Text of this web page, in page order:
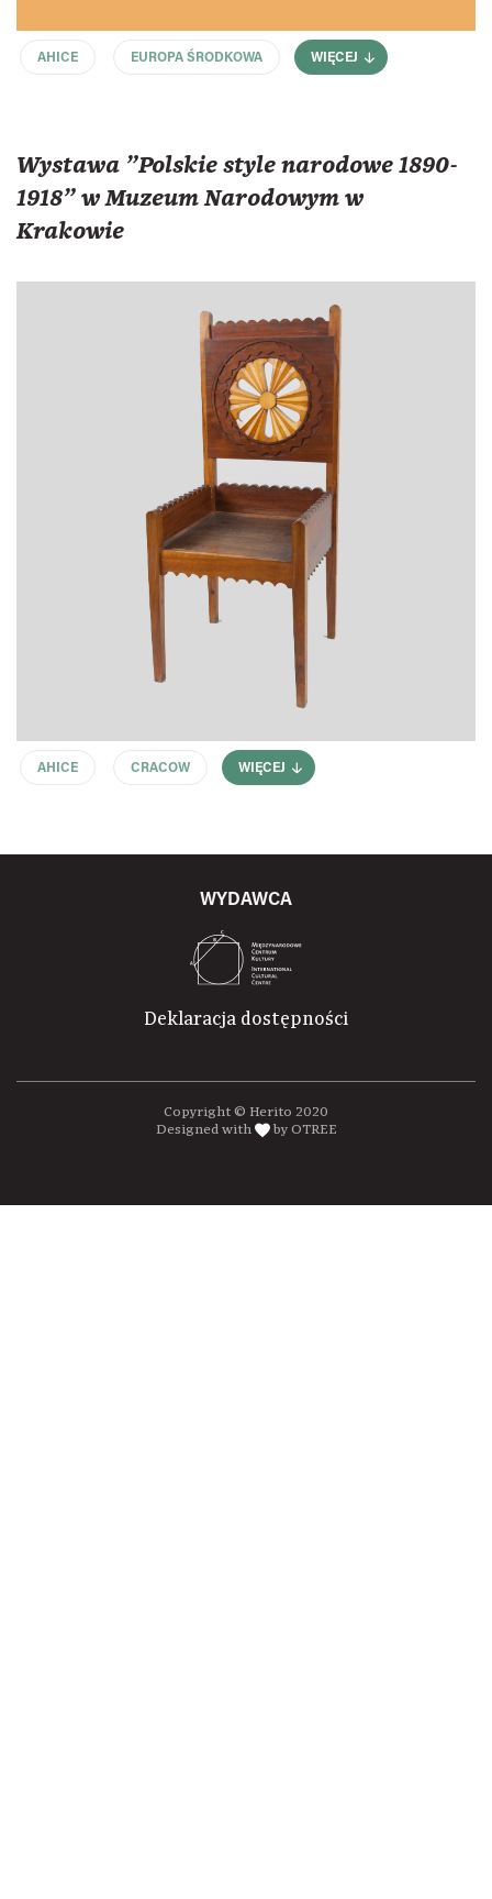
AHICE EUROPA ŚRODKOWA WIĘCEJ
Wystawa "Polskie style narodowe 1890-
1918" w Muzeum Narodowym w
Krakowie
AHICE CRACOW WIĘCEJ
WYDAWCA
Deklaracja dostępności
Copyright © Herito 2020
Designed with
by OTREE